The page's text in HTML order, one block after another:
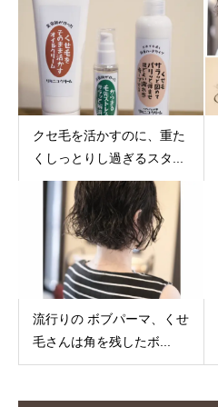
クセ毛を活かすのに、重た
くしっとりし過ぎるスタ...
流行りの ボブパーマ、くせ
毛さんは角を残したボ...